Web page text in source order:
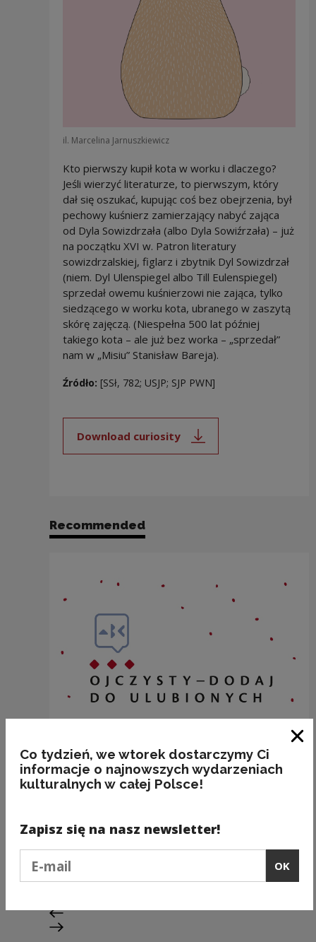
il. Marcelina Jarnuszkiewicz
Kto pierwszy kupił kota w worku i dlaczego?
Jeśli wierzyć literaturze, to pierwszym, który
dał się oszukać, kupując coś bez obejrzenia, był
pechowy kuśnierz zamierzający nabyć zająca
od Dyla Sowizdrzała (albo Dyla Sowiźrzała) – już
na początku XVI w. Patron literatury
sowizdrzalskiej, figlarz i zbytnik Dyl Sowizdrzał
(niem. Dyl Ulenspiegel albo Till Eulenspiegel)
sprzedał owemu kuśnierzowi nie zająca, tylko
siedzącego w worku kota, ubranego w zaszytą
skórę zajęczą. (Niespełna 500 lat później
takiego kota – ale już bez worka – „sprzedał”
nam w „Misiu” Stanisław Bareja).
Źródło: [SSł, 782; USJP; SJP PWN]
Download curiosity
Note, the link will open in a new
Recommended
BAKALIE
Kategorie:
Previous slide
Next slide
Co tydzień, we wtorek dostarczymy Ci
informacje o najnowszych wydarzeniach
kulturalnych w całej Polsce!
Zapisz się na nasz newsletter!
OK